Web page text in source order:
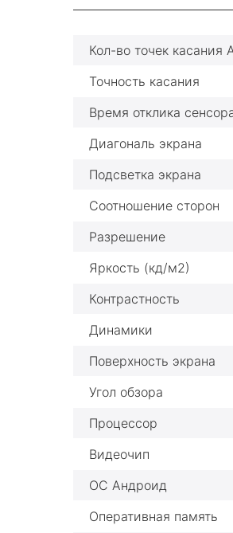
Кол-во точек касания
Точность касания
Время отклика
Диагональ экрана
Подсветка экрана
Соотношение сторон
Разрешение
Яркость (кд/м2)
Контрастность
Динамики
Поверхность экрана
Угол обзора
Процессор
Видеочип
ОС Андроид
Оперативная память